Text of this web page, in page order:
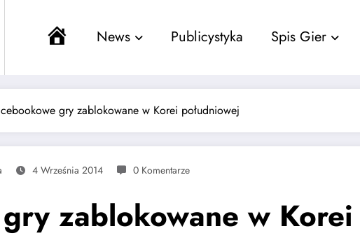
MenuNews Publicystyka Spis Gier
gry zablokowane w Korei południowej
4 Września 2014 0 Komentarze
zablokowane w